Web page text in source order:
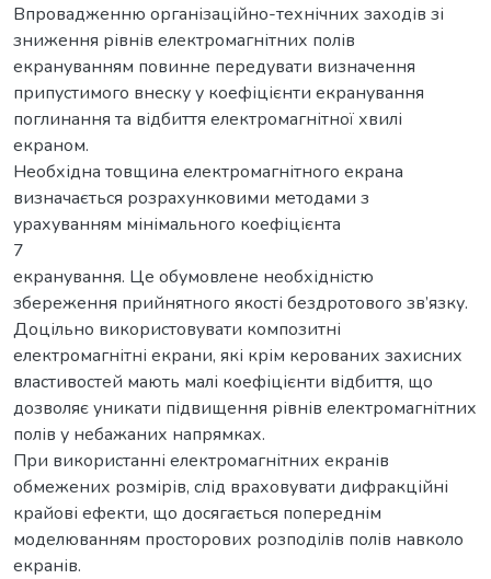
Впровадженню організаційно-технічних заходів зі
зниження рівнів електромагнітних полів
екрануванням повинне передувати визначення
припустимого внеску у коефіцієнти екранування
поглинання та відбиття електромагнітної хвилі
екраном.
Необхідна товщина електромагнітного екрана
визначається розрахунковими методами з
урахуванням мінімального коефіцієнта
7
екранування. Це обумовлене необхідністю
збереження прийнятного якості бездротового зв’язку.
Доцільно використовувати композитні
електромагнітні екрани, які крім керованих захисних
властивостей мають малі коефіцієнти відбиття, що
дозволяє уникати підвищення рівнів електромагнітних
полів у небажаних напрямках.
При використанні електромагнітних екранів
обмежених розмірів, слід враховувати дифракційні
крайові ефекти, що досягається попереднім
моделюванням просторових розподілів полів навколо
екранів.